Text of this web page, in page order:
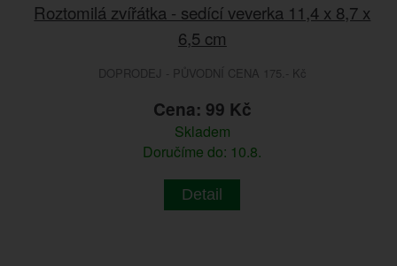
Roztomilá zvířátka - sedící veverka 11,4 x 8,7 x
6,5 cm
DOPRODEJ - PŮVODNÍ CENA 175.- Kč
Cena: 99 Kč
Skladem
Doručíme do: 10.8.
Detail